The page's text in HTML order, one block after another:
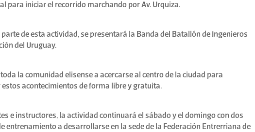
para iniciar el recorrido marchando por Av. Urquiza.
de esta actividad, se presentará la Banda del Batallón de Ingenieros
del Uruguay.
la comunidad elisense a acercarse al centro de la ciudad para
estos acontecimientos de forma libre y gratuita.
e instructores, la actividad continuará el sábado y el domingo con dos
entrenamiento a desarrollarse en la sede de la Federación Entrerriana de